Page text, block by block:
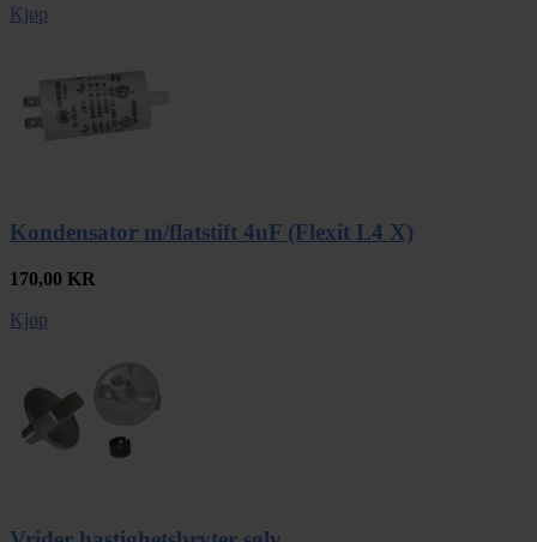
Kjøp
Kondensator m/flatstift 4uF (Flexit L4 X)
170,00 KR
Kjøp